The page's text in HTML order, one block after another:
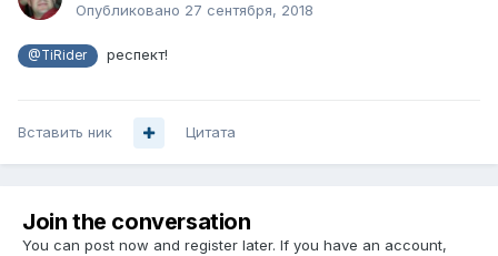
Опубликовано 27 сентября, 2018
@TiRider респект!
Вставить ник Цитата
Join the conversation
You can post now and register later. If you have an account,